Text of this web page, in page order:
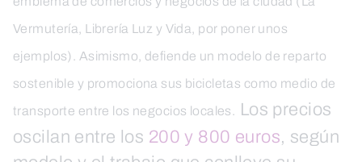
Vermutería, Librería Luz y Vida, por poner unos
ejemplos). Asimismo, defiende un modelo de reparto
sostenible y promociona sus bicicletas como medio de
transporte entre los negocios locales.
Los precios
oscilan entre los 200 y 800 euros, según